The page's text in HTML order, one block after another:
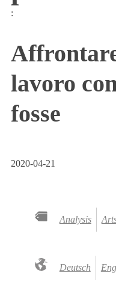
:
lavoro
fosse
2020-04-21
Analysis
Deutsch